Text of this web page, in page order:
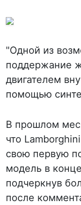
"Одной из
поддержание
двигателем
помощью
В прошлом
что
свою первую
модель в
подчеркнув
после